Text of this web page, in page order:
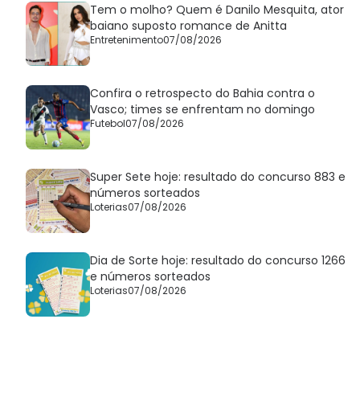
Tem o molho? Quem é Danilo Mesquita, ator
baiano suposto romance de Anitta
Entretenimento07/08/2026
Confira o retrospecto do Bahia contra o
Vasco; times se enfrentam no domingo
Futebol07/08/2026
Super Sete hoje: resultado do concurso 883 e
números sorteados
Loterias07/08/2026
Dia de Sorte hoje: resultado do concurso 1266
e números sorteados
Loterias07/08/2026